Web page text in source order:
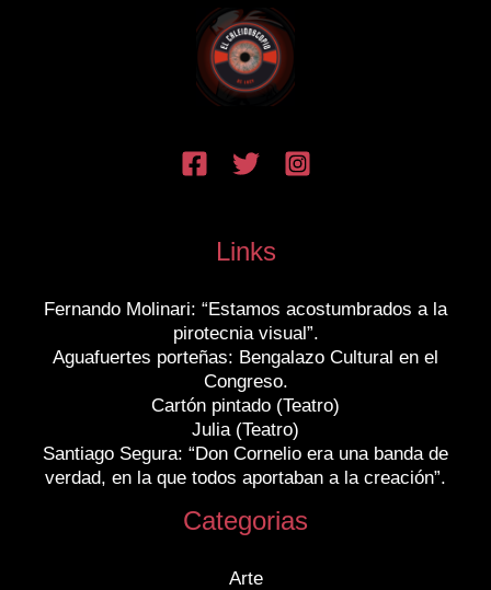
Links
Fernando Molinari: “Estamos acostumbrados a la
pirotecnia visual”.
Aguafuertes porteñas: Bengalazo Cultural en el
Congreso.
Cartón pintado (Teatro)
Julia (Teatro)
Santiago Segura: “Don Cornelio era una banda de
verdad, en la que todos aportaban a la creación”.
Categorias
Arte